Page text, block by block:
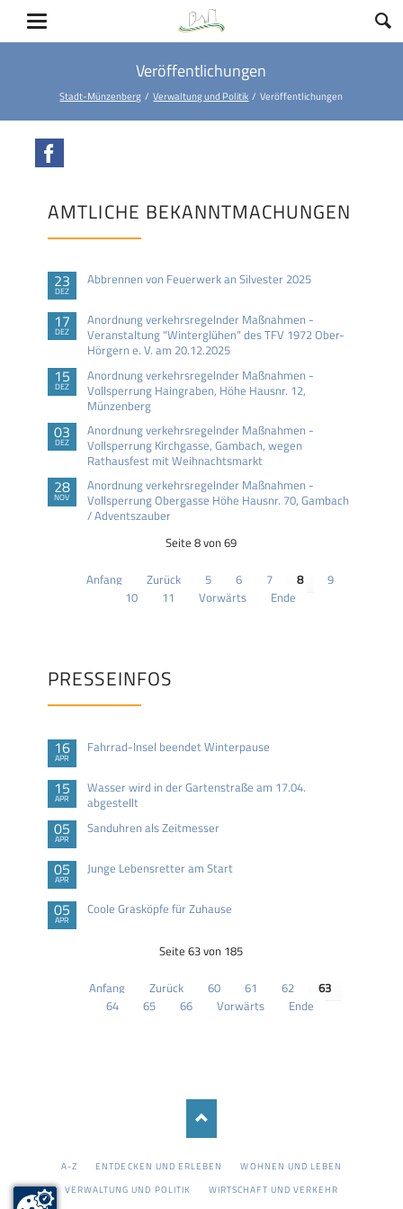
Veröffentlichungen
Stadt-Münzenberg Verwaltung und Politik Veröffentlichungen
AMTLICHE BEKANNTMACHUNGEN
23
DEZ
Abbrennen von Feuerwerk an Silvester 2025
17
DEZ
Anordnung verkehrsregelnder Maßnahmen -
Veranstaltung "Winterglühen" des TFV 1972 Ober-
Hörgern e. V. am 20.12.2025
15
DEZ
Anordnung verkehrsregelnder Maßnahmen -
Vollsperrung Haingraben, Höhe Hausnr. 12,
Münzenberg
03
DEZ
Anordnung verkehrsregelnder Maßnahmen -
Vollsperrung Kirchgasse, Gambach, wegen
Rathausfest mit Weihnachtsmarkt
28
NOV
Anordnung verkehrsregelnder Maßnahmen -
Vollsperrung Obergasse Höhe Hausnr. 70, Gambach
/ Adventszauber
Seite 8 von 69
Anfang Zurück 5 6 7 8
9
10
11 Vorwärts Ende
PRESSEINFOS
16
APR
Fahrrad-Insel beendet Winterpause
15
APR
Wasser wird in der Gartenstraße am 17.04.
abgestellt
05
APR
Sanduhren als Zeitmesser
05
APR
Junge Lebensretter am Start
05
APR
Coole Grasköpfe für Zuhause
Seite 63 von 185
Anfang Zurück 60 61 62
63
64
65 66 Vorwärts Ende
NAVIGATION
A-Z ENTDECKEN UND ERLEBEN
WOHNEN UND LEBEN
VERWALTUNG UND POLITIK
WIRTSCHAFT UND VERKEHR